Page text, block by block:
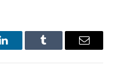
LinkedInTumblr Email